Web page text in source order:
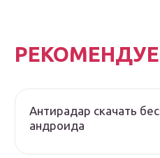
Антирадар скачать
андроида